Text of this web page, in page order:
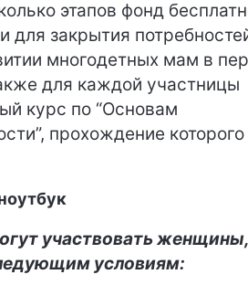
этапов фонд
для закрытия
многодетных мам в
для каждой участницы
курс по “Основам
прохождение которого
участвовать женщины,
условиям: